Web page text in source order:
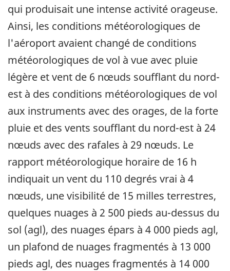
qui produisait une intense activité orageuse.
Ainsi, les conditions météorologiques de
l'aéroport avaient changé de conditions
météorologiques de vol à vue avec pluie
légère et vent de 6 nœuds soufflant du nord-
est à des conditions météorologiques de vol
aux instruments avec des orages, de la forte
pluie et des vents soufflant du nord-est à 24
nœuds avec des rafales à 29 nœuds. Le
rapport météorologique horaire de 16 h
indiquait un vent du 110 degrés vrai à 4
nœuds, une visibilité de 15 milles terrestres,
quelques nuages à 2 500 pieds au-dessus du
sol (agl), des nuages épars à 4 000 pieds agl,
un plafond de nuages fragmentés à 13 000
pieds agl, des nuages fragmentés à 14 000